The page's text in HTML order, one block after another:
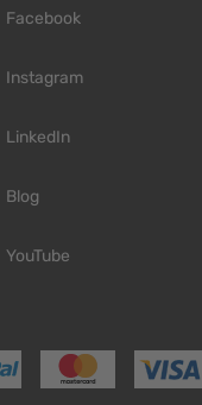
Facebook
Instagram
LinkedIn
Blog
YouTube